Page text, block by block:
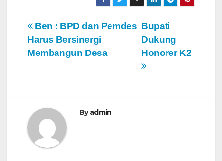
N
a
g
a
Bupati
Dukung
Honorer K2
Ben : BPD dan Pemdes
Harus Bersinergi
Membangun Desa
Byadmin